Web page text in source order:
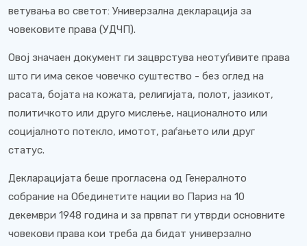
ветувања во светот: Универзална декларација за
човековите права (УДЧП).
Овој значаен документ ги зацврстува неотуѓивите права
што ги има секое човечко суштество - без оглед на
расата, бојата на кожата, религијата, полот, јазикот,
политичкото или друго мислење, националното или
социјалното потекло, имотот, раѓањето или друг
статус.
Декларацијата беше прогласена од Генералното
собрание на Обединетите нации во Париз на 10
декември 1948 година и за првпат ги утврди основните
човекови права кои треба да бидат универзално